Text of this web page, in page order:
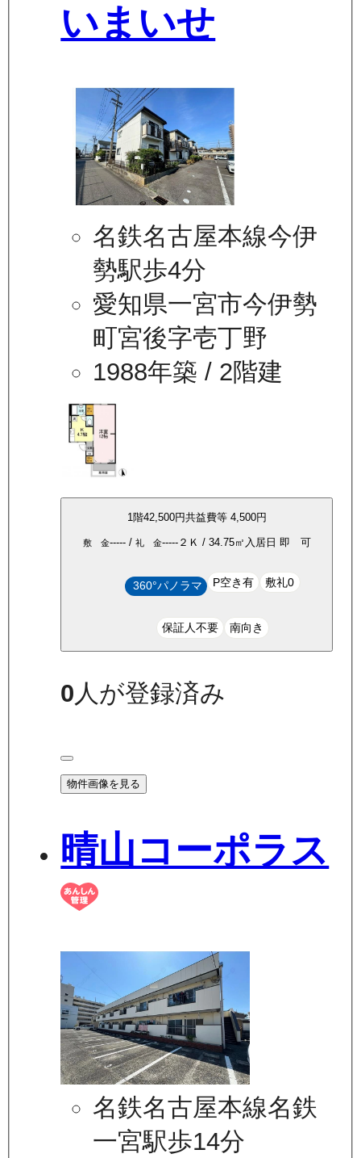
いまいせ
名鉄名古屋本線今伊
勢駅歩4分
愛知県一宮市今伊勢
町宮後字壱丁野
1988年築 / 2階建
1 階42,500円共益費等 4,500円
敷 金-----/ 礼 金-----２Ｋ / 34.75㎡ 入居日 即 可
360°パノラマ P空き有 敷礼0
保証人不要 南向き
0人が登録済み
物件画像を見る
晴山コーポラス
名鉄名古屋本線名鉄
一宮駅歩14分